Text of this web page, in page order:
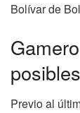
Bolívar de
Previo al